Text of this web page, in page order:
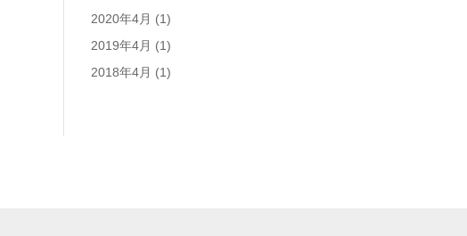
2020年4月 (1)
2019年4月 (1)
2018年4月 (1)